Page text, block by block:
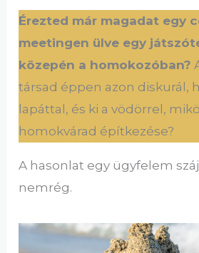
Érezted már magadat egy
meetingen ülve egy
közepén a homokozóban?
társad éppen azon diskurál,
lapáttal, és ki a vödörrel,
homokvárad építkezése?
A hasonlat egy ügyfelem
nemrég.